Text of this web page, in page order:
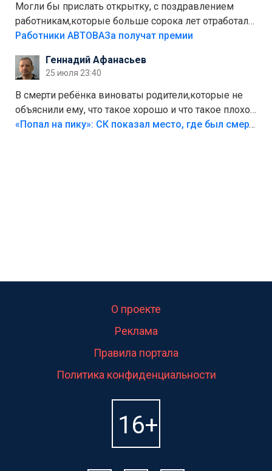
Могли бы прислать открытку, с поздравлением
работникам,которые больше сорока лет отработали
на предприятии.
Работники АВТОВАЗа получат премии
Геннадий Афанасьев
25 июля 23:40
В смерти ребёнка виноваты родители,которые не
объяснили ему, что такое хорошо и что такое плохо!
Лезть через такой забор,верх безумия,есть же
«Попал на пику»: СК показал место, где был смертельно травмирован ребенок в Тольятти
О проекте
Реклама
Правила портала
Политика конфиденциальности